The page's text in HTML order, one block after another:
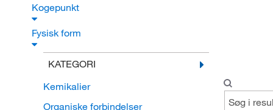
Kogepunkt
Fysisk form
KATEGORI
Kemikalier
Organiske forbindelser